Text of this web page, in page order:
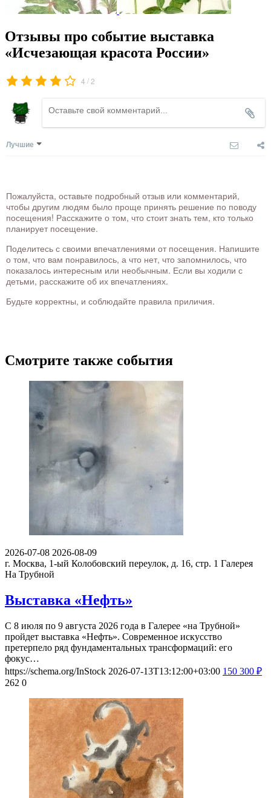
Отзывы про событие выставка
«Исчезающая красота России»
4 /2
Лучшие
Пожалуйста, оставьте подробный отзыв или комментарий,
чтобы другим людям было проще принять решение по поводу
посещения! Расскажите о том, что стоит знать тем, кто только
планирует посещение.
Поделитесь с своими впечатлениями от посещения. Напишите
о том, что вам понравилось, а что нет, что запомнилось, что
показалось интересным или необычным. Если вы ходили с
детьми, расскажите об их впечатлениях.
Будьте корректны, и соблюдайте правила приличия.
Смотрите также события
2026-07-08 2026-08-09
г. Москва, 1-ый Колобовский переулок, д. 16, стр. 1 Галерея
На Трубной
Выставка «Нефть»
С 8 июля по 9 августа 2026 года в Галерее «на Трубной»
пройдет выставка «Нефть». Современное искусство
претерпело ряд фундаментальных трансформаций: его
фокус…
https://schema.org/InStock 2026-07-13T13:12:00+03:00 150 300 ₽
262 0